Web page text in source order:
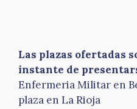
Las plazas ofertadas
instante de
Enfermeria Militar en
plaza en La Rioja